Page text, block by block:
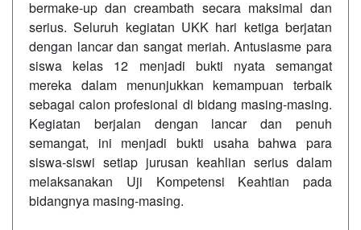
bermake-up dan creambath secara maksimal dan
serius. Seluruh kegiatan UKK hari ketiga berjatan
dengan lancar dan sangat meriah. Antusiasme para
siswa kelas 12 menjadi bukti nyata semangat
mereka dalam menunjukkan kemampuan terbaik
sebagai calon profesional di bidang masing-masing.
Kegiatan berjalan dengan lancar dan penuh
semangat, ini menjadi bukti usaha bahwa para
siswa-siswi setiap jurusan keahlian serius dalam
melaksanakan Uji Kompetensi Keahtian pada
bidangnya masing-masing.